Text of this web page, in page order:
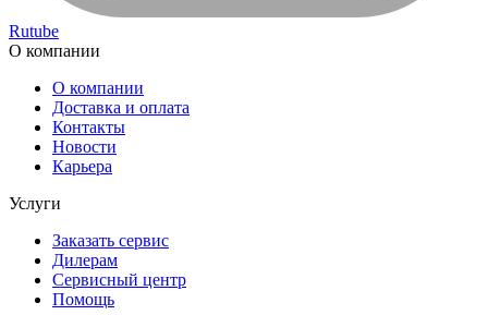
Rutube
О компании
О компании
Доставка и оплата
Контакты
Новости
Карьера
Услуги
Заказать сервис
Дилерам
Сервисный центр
Помощь